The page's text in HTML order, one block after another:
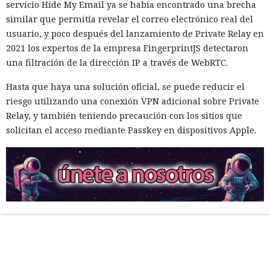
servicio Hide My Email ya se había encontrado una brecha
similar que permitía revelar el correo electrónico real del
usuario, y poco después del lanzamiento de Private Relay en
2021 los expertos de la empresa FingerprintJS detectaron
una filtración de la dirección IP a través de WebRTC.
Hasta que haya una solución oficial, se puede reducir el
riesgo utilizando una conexión VPN adicional sobre Private
Relay, y también teniendo precaución con los sitios que
solicitan el acceso mediante Passkey en dispositivos Apple.